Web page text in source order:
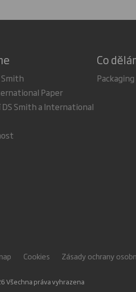
Smith
Paper
DS Smith a International
Co
Cookies Zásady ochrany
Všechna práva vyhrazena